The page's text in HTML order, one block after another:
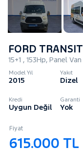
FORD TRANSIT
15+1 , 153Hp, Panel Van
Model Yıl
2015
Yakıt
Dizel
Kredi
Uygun Değil
Garanti
Yok
Fiyat
615.000 TL